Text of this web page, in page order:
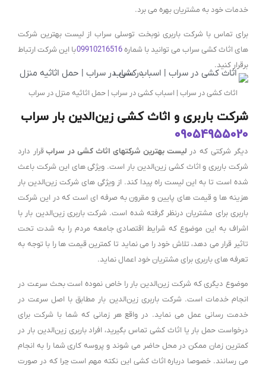
خدمات خود به مشتریان بهره می برد.
برای تماس با شرکت باربری نوبخت توسلی سراب از لیست بهترین شرکت
های اثاث کشی سراب می توانید با شماره09910216516با این شرکت ارتباط
برقرار کنید.
اثاث کشی در سراب | اسباب کشی در سراب | حمل اثاثیه منزل در سراب
شرکت باربری و اثاث کشی زین‌الدین بار سراب
09054955020
دیگر شرکتی که در لیست بهترین شرکتهای اثاث کشی در سرابقرار دارد
شرکت باربری و اثاث کشی زین‌الدین بار است. ویژگی های این شرکت باعث
شده است تا به این لیست راه پیدا کند. از ویژگی های شرکت زین‌الدین بار
هزینه ها و قیمت های پایین و مقرون به صرفه ای است که در این شرکت
باربری برای مشتریان درنظر گرفته شده است. شرکت باربری زین‌الدین بار با
اشراف به این موضوع که شرایط اقتصادی جامعه مردم را به شدت تحت
تاثیر قرار می دهد، تلاش خود را می نماید تا کمترین قیمت ها را با توجه به
تعرفه های باربری برای مشتریان خود اعمال نماید.
موضوع دیگری که شرکت زین‌الدین بار را خاص نموده است بحث سرعت در
انجام خدمات است. شرکت باربری زین‌الدین بار مطابق با اصل سرعت در
خدمت رسانی عمل می نماید. در واقع هر زمانی که شما با شرکت برای
درخواست حمل بار یا اثاث کشی تماس بگیرید، افراد باربری زین‌الدین بار در
کمترین زمان ممکن در محل حاضر می شوند و پروسه کاری شما را به انجام
می رسانند. خصوصا درباره اثاث کشی این نکته مهم است چرا که در صورت